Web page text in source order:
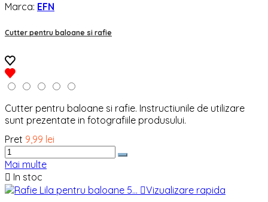
Marca: EFN
Cutter pentru baloane si rafie
Cutter pentru baloane si rafie. Instructiunile de utilizare
sunt prezentate in fotografiile produsului.
Pret 9,99 lei
Mai multe
 In stoc
Vizualizare rapida